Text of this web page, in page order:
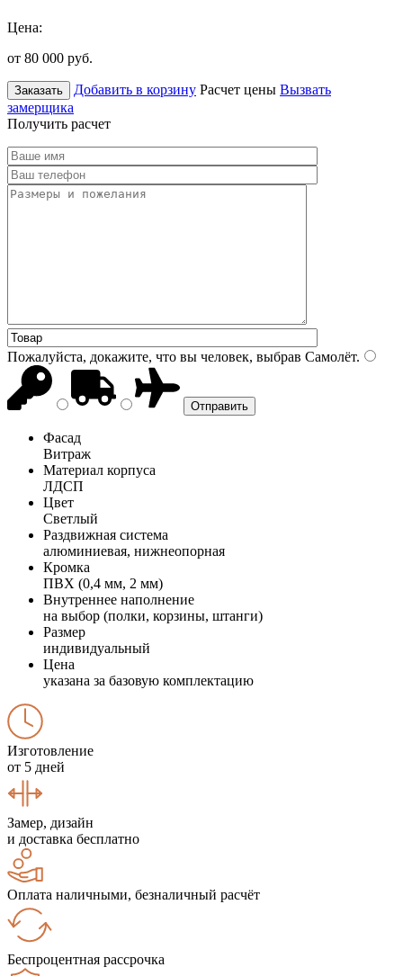
Цена:
от 80 000 руб.
Заказать Добавить в корзину Расчет цены Вызвать
замерщика
Получить расчет
Пожалуйста, докажите, что вы человек, выбрав Самолёт.
Фасад
Витраж
Материал корпуса
ЛДСП
Цвет
Светлый
Раздвижная система
алюминиевая, нижнеопорная
Кромка
ПВХ (0,4 мм, 2 мм)
Внутреннее наполнение
на выбор (полки, корзины, штанги)
Размер
индивидуальный
Цена
указана за базовую комплектацию
Изготовление
от 5 дней
Замер, дизайн
и доставка бесплатно
Оплата наличными, безналичный расчёт
Беспроцентная рассрочка